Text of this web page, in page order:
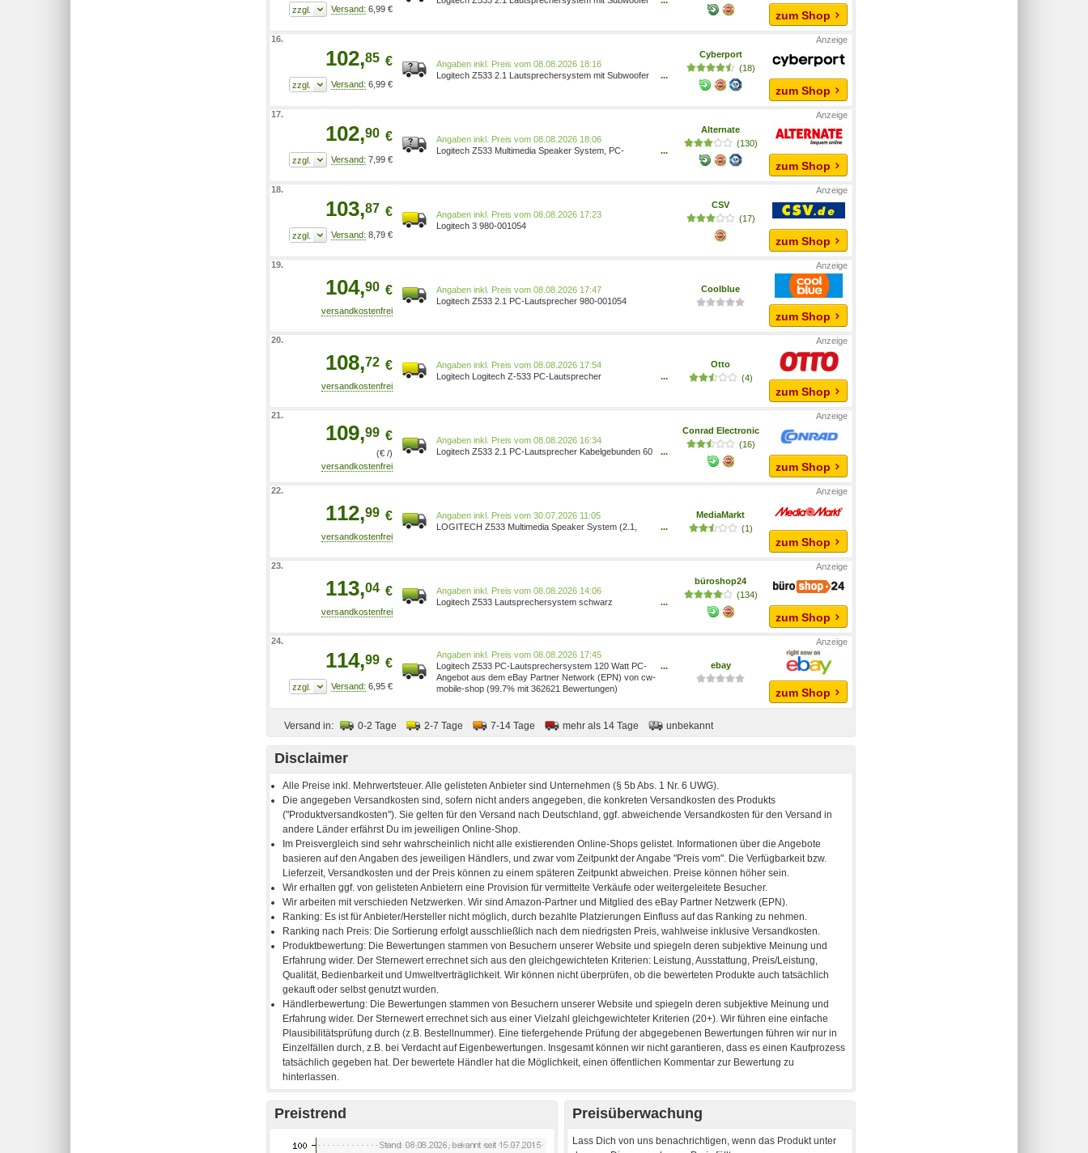
6,99 € zum Shop
16.
102,85 €
6,99 €
Preis vom 08.08.2026 18:16
Logitech Z533 2.1 Lautsprechersystem mit Subwoofer
...
Cyberport
(18)
zum Shop
17.
102,90 €
7,99 €
Preis vom 08.08.2026 18:06
Logitech Z533 Multimedia Speaker System, PC-
...
Alternate
(130)
zum Shop
18.
103,87 €
8,79 €
Preis vom 08.08.2026 17:23
Logitech 3 980-001054
CSV
(17)
zum Shop
19.
104,90 €
Preis vom 08.08.2026 17:47
Logitech Z533 2.1 PC-Lautsprecher 980-001054
Coolblue
zum Shop
20.
108,72 €
Preis vom 08.08.2026 17:54
Logitech Logitech Z-533 PC-Lautsprecher
...
Otto
(4)
zum Shop
21.
109,99 €
(€ /)
Preis vom 08.08.2026 16:34
Logitech Z533 2.1 PC-Lautsprecher Kabelgebunden 60
...
Conrad Electronic
(16)
zum Shop
22.
112,99 €
Preis vom 30.07.2026 11:05
LOGITECH Z533 Multimedia Speaker System (2.1,
...
MediaMarkt
(1)
zum Shop
23.
113,04 €
Preis vom 08.08.2026 14:06
Logitech Z533 Lautsprechersystem schwarz
...
büroshop24
(134)
zum Shop
24.
114,99 €
6,95 €
Preis vom 08.08.2026 17:45
Logitech Z533 PC-Lautsprechersystem 120 Watt PC-
Lautsprecher Laptop Boxen AUX 5099206058675
...
Angebot aus dem eBay Partner Network (EPN) von cw-
mobile-shop (99.7% mit 362621 Bewertungen)
ebay
zum Shop
Versand in: 0-2 Tage 2-7 Tage 7-14 Tage mehr als 14 Tage unbekannt
Disclaimer
Preistrend Preisüberwachung
Lass Dich von uns benachrichtigen, wenn das Produkt unter